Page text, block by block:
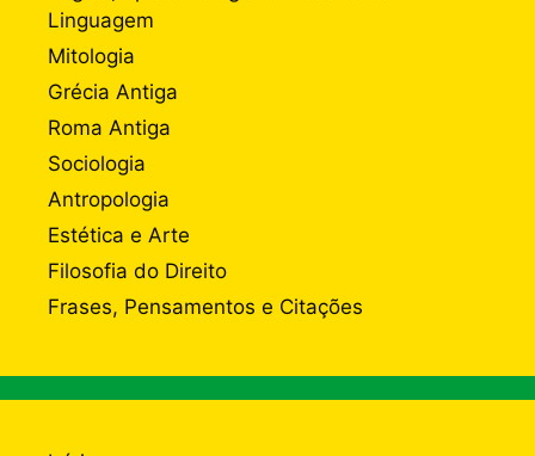
Linguagem
Mitologia
Grécia Antiga
Roma Antiga
Sociologia
Antropologia
Estética e Arte
Filosofia do Direito
Frases, Pensamentos e Citações